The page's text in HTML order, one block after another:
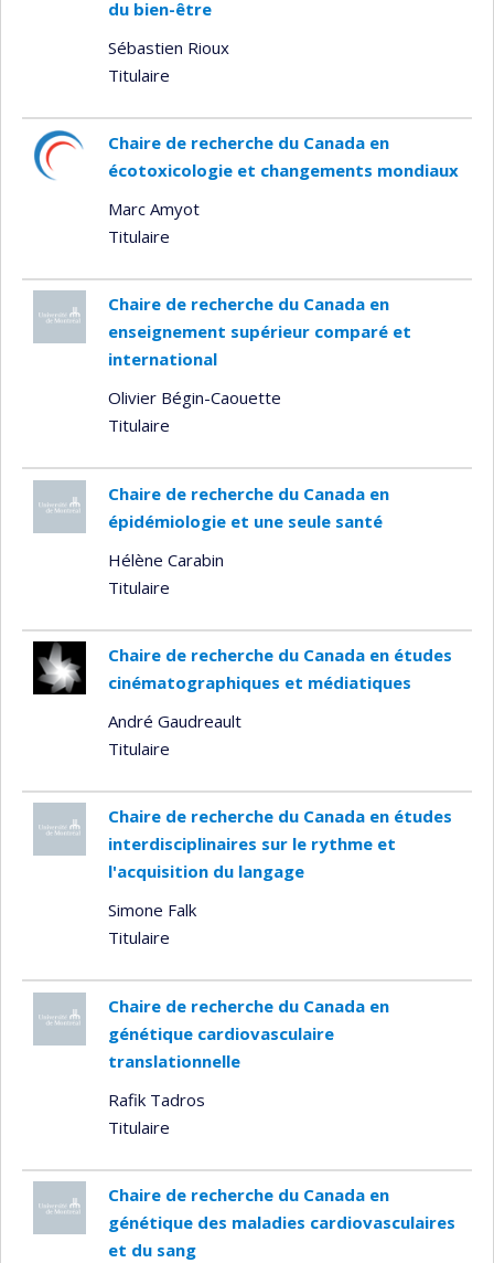
du bien-être
Sébastien Rioux
Titulaire
Chaire de recherche du Canada en
écotoxicologie et changements mondiaux
Marc Amyot
Titulaire
Chaire de recherche du Canada en
enseignement supérieur comparé et
international
Olivier Bégin-Caouette
Titulaire
Chaire de recherche du Canada en
épidémiologie et une seule santé
Hélène Carabin
Titulaire
Chaire de recherche du Canada en études
cinématographiques et médiatiques
André Gaudreault
Titulaire
Chaire de recherche du Canada en études
interdisciplinaires sur le rythme et
l'acquisition du langage
Simone Falk
Titulaire
Chaire de recherche du Canada en
génétique cardiovasculaire
translationnelle
Rafik Tadros
Titulaire
Chaire de recherche du Canada en
génétique des maladies cardiovasculaires
et du sang